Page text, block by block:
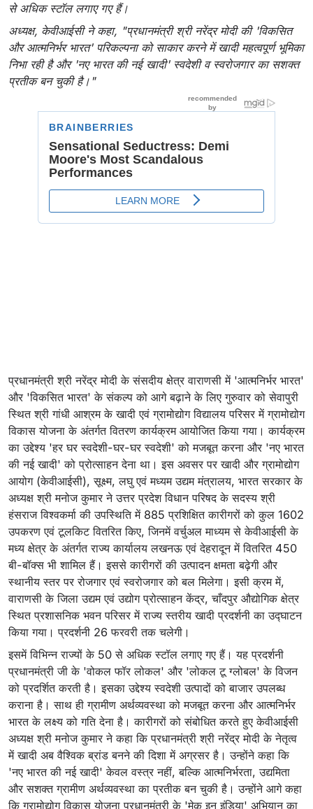
से अधिक स्टॉल लगाए गए हैं।
अध्यक्ष, केवीआईसी ने कहा, "प्रधानमंत्री श्री नरेंद्र मोदी की 'विकसित
और आत्मनिर्भर भारत' परिकल्पना को साकार करने में खादी महत्वपूर्ण भूमिका
निभा रही है और 'नए भारत की नई खादी' स्वदेशी व स्वरोजगार का सशक्त
प्रतीक बन चुकी है।"
प्रधानमंत्री श्री नरेंद्र मोदी के संसदीय क्षेत्र वाराणसी में 'आत्मनिर्भर भारत'
और 'विकसित भारत' के संकल्प को आगे बढ़ाने के लिए गुरुवार को सेवापुरी
स्थित श्री गांधी आश्रम के खादी एवं ग्रामोद्योग विद्यालय परिसर में ग्रामोद्योग
विकास योजना के अंतर्गत वितरण कार्यक्रम आयोजित किया गया। कार्यक्रम
का उद्देश्य 'हर घर स्वदेशी-घर-घर स्वदेशी' को मजबूत करना और 'नए भारत
की नई खादी' को प्रोत्साहन देना था। इस अवसर पर खादी और ग्रामोद्योग
आयोग (केवीआईसी), सूक्ष्म, लघु एवं मध्यम उद्यम मंत्रालय, भारत सरकार के
अध्यक्ष श्री मनोज कुमार ने उत्तर प्रदेश विधान परिषद के सदस्य श्री
हंसराज विश्वकर्मा की उपस्थिति में 885 प्रशिक्षित कारीगरों को कुल 1602
उपकरण एवं टूलकिट वितरित किए, जिनमें वर्चुअल माध्यम से केवीआईसी के
मध्य क्षेत्र के अंतर्गत राज्य कार्यालय लखनऊ एवं देहरादून में वितरित 450
बी-बॉक्स भी शामिल हैं। इससे कारीगरों की उत्पादन क्षमता बढ़ेगी और
स्थानीय स्तर पर रोजगार एवं स्वरोजगार को बल मिलेगा। इसी क्रम में,
वाराणसी के जिला उद्यम एवं उद्योग प्रोत्साहन केंद्र, चाँदपुर औद्योगिक क्षेत्र
स्थित प्रशासनिक भवन परिसर में राज्य स्तरीय खादी प्रदर्शनी का उद्घाटन
किया गया। प्रदर्शनी 26 फरवरी तक चलेगी।
इसमें विभिन्न राज्यों के 50 से अधिक स्टॉल लगाए गए हैं। यह प्रदर्शनी
प्रधानमंत्री जी के 'वोकल फॉर लोकल' और 'लोकल टू ग्लोबल' के विजन
को प्रदर्शित करती है। इसका उद्देश्य स्वदेशी उत्पादों को बाजार उपलब्ध
कराना है। साथ ही ग्रामीण अर्थव्यवस्था को मजबूत करना और आत्मनिर्भर
भारत के लक्ष्य को गति देना है। कारीगरों को संबोधित करते हुए केवीआईसी
अध्यक्ष श्री मनोज कुमार ने कहा कि प्रधानमंत्री श्री नरेंद्र मोदी के नेतृत्व
में खादी अब वैश्विक ब्रांड बनने की दिशा में अग्रसर है। उन्होंने कहा कि
'नए भारत की नई खादी' केवल वस्त्र नहीं, बल्कि आत्मनिर्भरता, उद्यमिता
और सशक्त ग्रामीण अर्थव्यवस्था का प्रतीक बन चुकी है। उन्होंने आगे कहा
कि ग्रामोद्योग विकास योजना प्रधानमंत्री के 'मेक इन इंडिया' अभियान का